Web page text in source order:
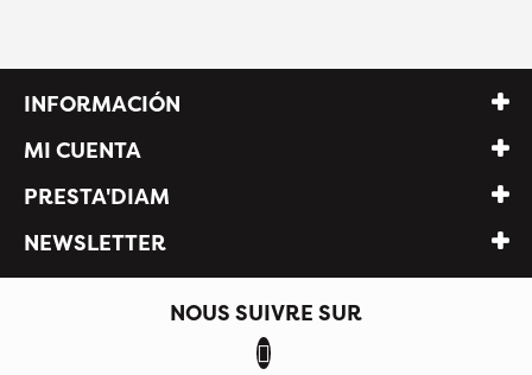
INFORMACIÓN
MI CUENTA
PRESTA'DIAM
NEWSLETTER
NOUS SUIVRE SUR